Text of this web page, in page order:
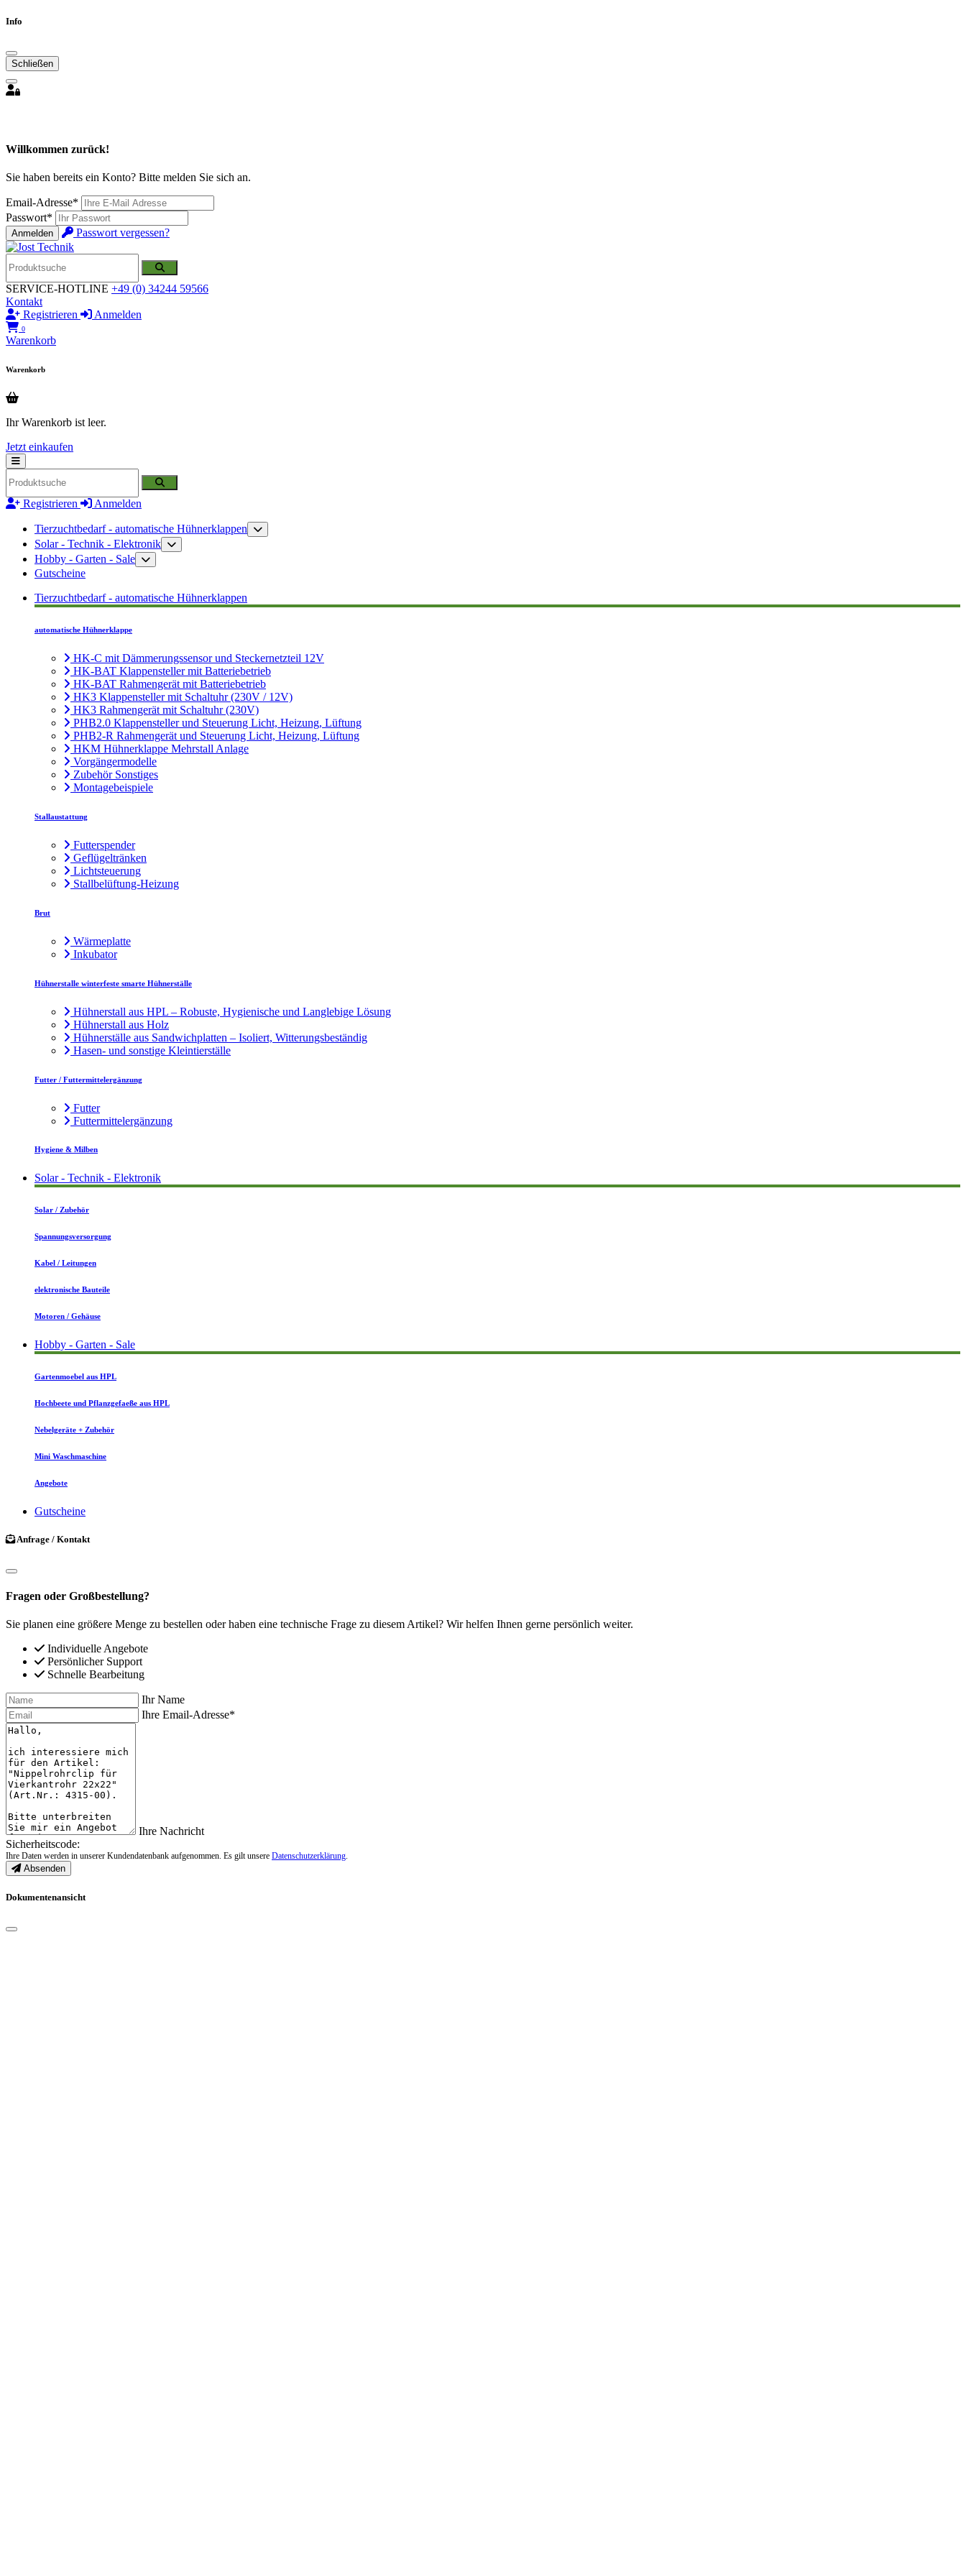
Info
Schließen
Willkommen zurück!
Sie haben bereits ein Konto? Bitte melden Sie sich an.
Email-Adresse*
Passwort*
Anmelden Passwort vergessen?
SERVICE-HOTLINE +49 (0) 34244 59566
Kontakt
Registrieren
Anmelden
0
Warenkorb
Warenkorb
Ihr Warenkorb ist leer.
Jetzt einkaufen
Registrieren Anmelden
Tierzuchtbedarf - automatische Hühnerklappen
Solar - Technik - Elektronik
Hobby - Garten - Sale
Gutscheine
Tierzuchtbedarf - automatische Hühnerklappen
automatische Hühnerklappe
HK-C mit Dämmerungssensor und Steckernetzteil 12V
HK-BAT Klappensteller mit Batteriebetrieb
HK-BAT Rahmengerät mit Batteriebetrieb
HK3 Klappensteller mit Schaltuhr (230V / 12V)
HK3 Rahmengerät mit Schaltuhr (230V)
PHB2.0 Klappensteller und Steuerung Licht, Heizung, Lüftung
PHB2-R Rahmengerät und Steuerung Licht, Heizung, Lüftung
HKM Hühnerklappe Mehrstall Anlage
Vorgängermodelle
Zubehör Sonstiges
Montagebeispiele
Stallaustattung
Futterspender
Geflügeltränken
Lichtsteuerung
Stallbelüftung-Heizung
Brut
Wärmeplatte
Inkubator
Hühnerstalle winterfeste smarte Hühnerställe
Hühnerstall aus HPL – Robuste, Hygienische und Langlebige Lösung
Hühnerstall aus Holz
Hühnerställe aus Sandwichplatten – Isoliert, Witterungsbeständig
Hasen- und sonstige Kleintierställe
Futter / Futtermittelergänzung
Futter
Futtermittelergänzung
Hygiene & Milben
Solar - Technik - Elektronik
Solar / Zubehör
Spannungsversorgung
Kabel / Leitungen
elektronische Bauteile
Motoren / Gehäuse
Hobby - Garten - Sale
Gartenmoebel aus HPL
Hochbeete und Pflanzgefaeße aus HPL
Nebelgeräte + Zubehör
Mini Waschmaschine
Angebote
Gutscheine
Anfrage / Kontakt
Fragen oder Großbestellung?
Sie planen eine größere Menge zu bestellen oder haben eine technische Frage zu diesem Artikel? Wir helfen Ihnen gerne persönlich weiter.
Individuelle Angebote
Persönlicher Support
Schnelle Bearbeitung
Ihr Name
Ihre Email-Adresse*
Ihre Nachricht
Sicherheitscode:
Ihre Daten werden in unserer Kundendatenbank aufgenommen. Es gilt unsere Datenschutzerklärung.
Absenden
Dokumentenansicht